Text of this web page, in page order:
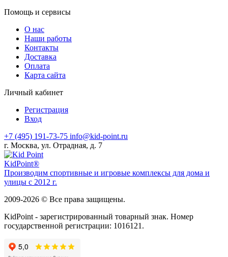
Помощь и сервисы
О нас
Наши работы
Контакты
Доставка
Оплата
Карта сайта
Личный кабинет
Регистрация
Вход
+7 (495) 191-73-75 info@kid-point.ru
г. Москва, ул. Отрадная, д. 7
KidPoint®
Производим спортивные и игровые комплексы для дома и
улицы с 2012 г.
2009-2026 © Все права защищены.
KidPoint - зарегистрированный товарный знак. Номер
государственной регистрации: 1016121.